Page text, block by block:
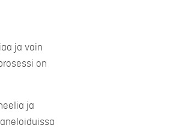
ja vain
on
ja